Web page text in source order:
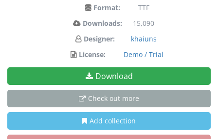
Format:
TTF
Downloads:
15,090
Designer:
khaiuns
License:
Demo / Trial
Download
Check out more
Add collection